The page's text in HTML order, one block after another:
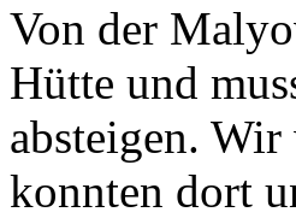
Von der
Hütte und
absteigen.
konnten dort